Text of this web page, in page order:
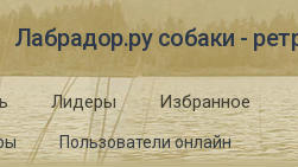
Лабрадор.ру собаки -
Пользователи онлайн
Лидеры Избранное